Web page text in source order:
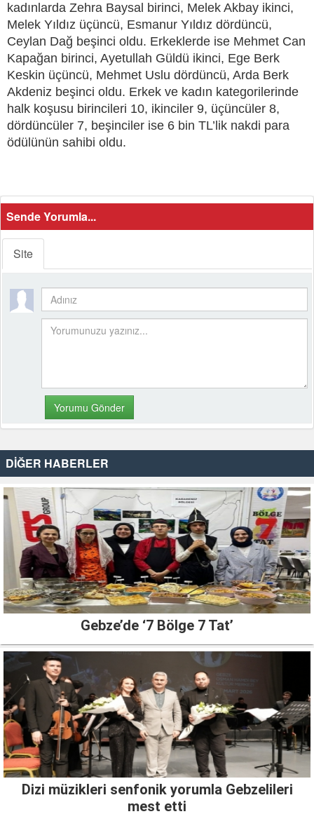
kadınlarda Zehra Baysal birinci, Melek Akbay ikinci,
Melek Yıldız üçüncü, Esmanur Yıldız dördüncü,
Ceylan Dağ beşinci oldu. Erkeklerde ise Mehmet Can
Kapağan birinci, Ayetullah Güldü ikinci, Ege Berk
Keskin üçüncü, Mehmet Uslu dördüncü, Arda Berk
Akdeniz beşinci oldu. Erkek ve kadın kategorilerinde
halk koşusu birincileri 10, ikinciler 9, üçüncüler 8,
dördüncüler 7, beşinciler ise 6 bin TL’lik nakdi para
ödülünün sahibi oldu.
Sende Yorumla...
Site
DİĞER HABERLER
Gebze’de ‘7 Bölge 7 Tat’
Dizi müzikleri senfonik yorumla Gebzelileri
mest etti